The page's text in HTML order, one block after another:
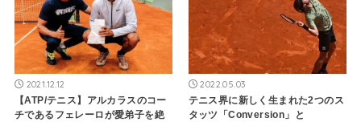
2021.12.12
【ATP/テニス】アルカラスのコー
チであるフェレーロが愛弟子を絶
2022.05.03
テニス界に新しく生まれた2つのス
タッツ「Conversion」と